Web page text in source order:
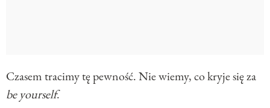
Czasem tracimy tę pewność. Nie wiemy, co kryje się za
be yourself.